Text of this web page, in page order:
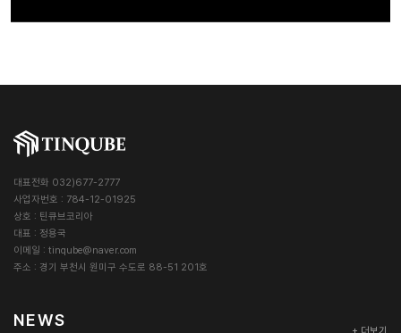
대표전화 032)677-2777
사업자번호 : 784-12-01925
상호 : 틴큐브코리아
대표 : 정용국
이메일 : tinqube@naver.com
주소 : 경기 부천시 원미구 수도로 88-51 201호
NEWS